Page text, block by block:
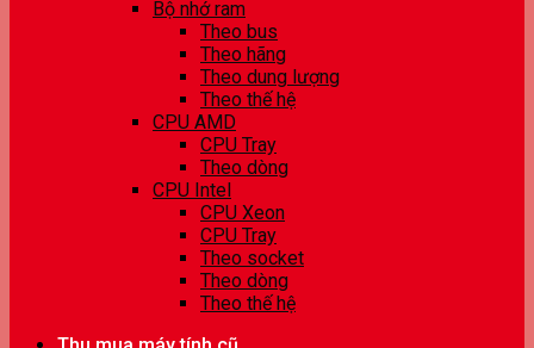
Bộ nhớ ram
Theo bus
Theo hãng
Theo dung lượng
Theo thế hệ
CPU AMD
CPU Tray
Theo dòng
CPU Intel
CPU Xeon
CPU Tray
Theo socket
Theo dòng
Theo thế hệ